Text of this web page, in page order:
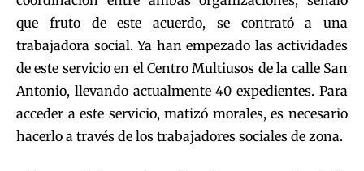
que fruto de este acuerdo, se contrató a una
trabajadora social. Ya han empezado las actividades
de este servicio en el Centro Multiusos de la calle San
Antonio, llevando actualmente 40 expedientes. Para
acceder a este servicio, matizó morales, es necesario
hacerlo a través de los trabajadores sociales de zona.